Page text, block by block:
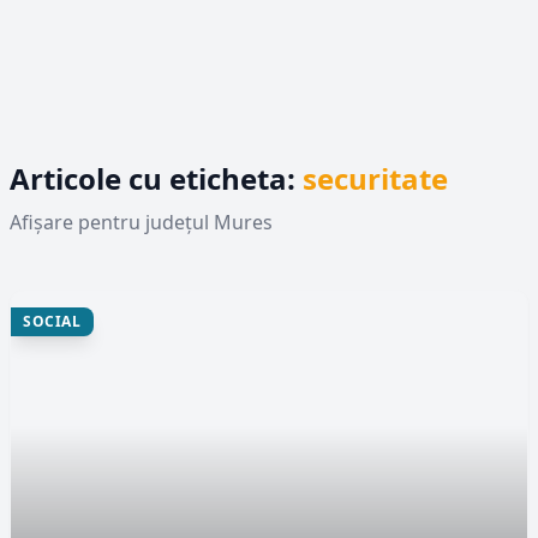
Articole cu eticheta: securitate
Afișare pentru județul Mures
SOCIAL